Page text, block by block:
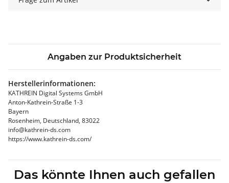
Angaben zur Produktsicherheit
Herstellerinformationen:
KATHREIN Digital Systems GmbH
Anton-Kathrein-Straße 1-3
Bayern
Rosenheim, Deutschland, 83022
info@kathrein-ds.com
https://www.kathrein-ds.com/
Das könnte Ihnen auch gefallen